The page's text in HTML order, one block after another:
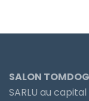
SALON TOMDOG
SARLU au